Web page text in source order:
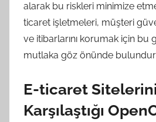
alarak bu riskleri minimize
ticaret işletmeleri, müşteri
ve itibarlarını korumak için bu
mutlaka göz önünde
E-ticaret
Karşılaştığı